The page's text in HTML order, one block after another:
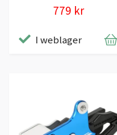
779 kr
I weblager